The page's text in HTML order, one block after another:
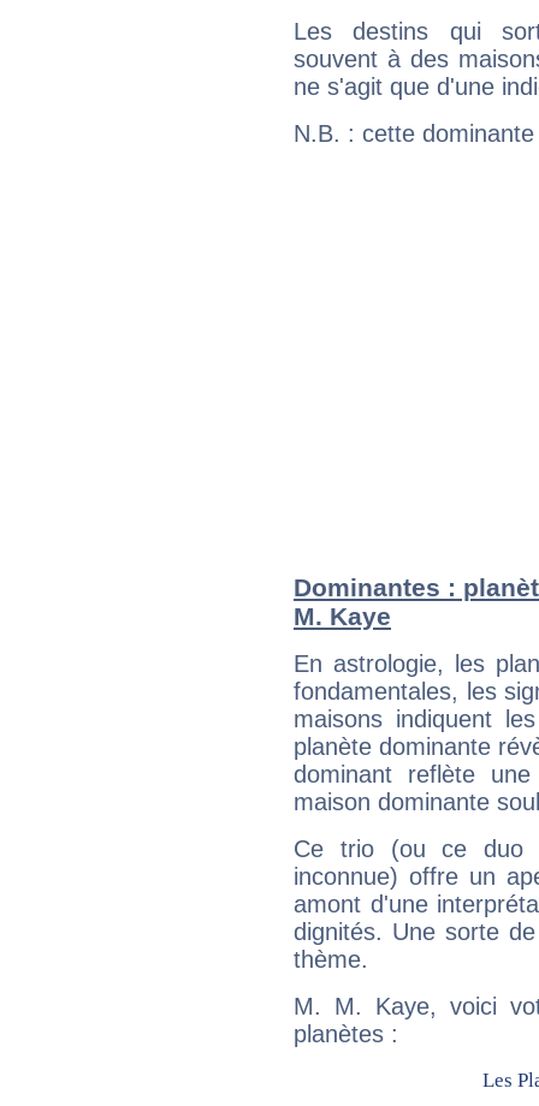
Les destins qui
souvent à des
ne s'agit que d'une
N.B. : cette
Dominantes :
M. Kaye
En astrologie, les
fondamentales, les
maisons indiquent
planète dominante
dominant reflète
maison dominante
Ce trio (ou ce duo
inconnue) offre un
amont d'une
dignités. Une sorte
thème.
M. M. Kaye, voici
planètes :